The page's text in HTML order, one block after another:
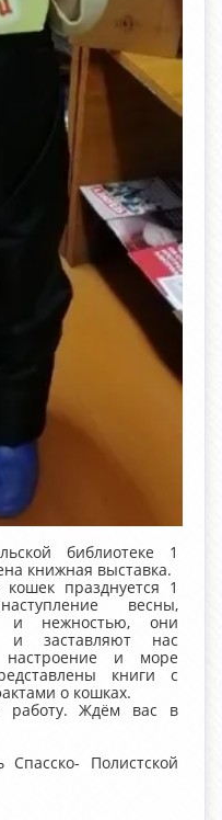
библиотеке 1
книжная выставка.
празднуется 1
весны,
и нежностью, они
и заставляют нас
настроение и море
книги с
о кошках.
работу. Ждём вас в
Полистской